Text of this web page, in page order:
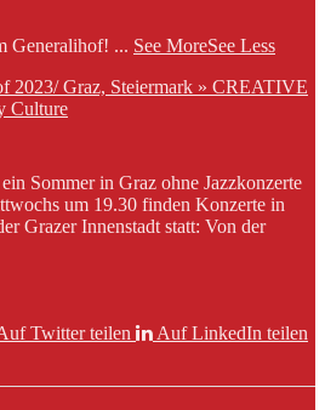
Generalihof! ... See MoreSee Less
2023/ Graz, Steiermark » CREATIVE
Culture
Sommer in Graz ohne Jazzkonzerte
um 19.30 finden Konzerte in
Grazer Innenstadt statt: Von der
Twitter teilen
Auf LinkedIn teilen